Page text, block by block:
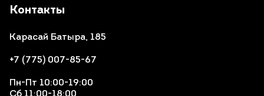
Контакты
Карасай Батыра, 185
+7 (775) 007-85-67
Пн-Пт 10:00-19:00